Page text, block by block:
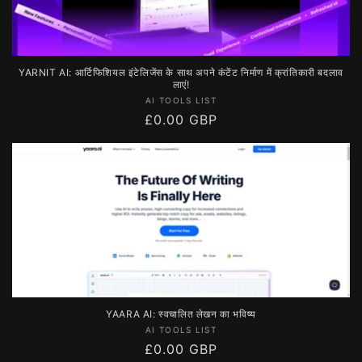
YARNIT AI: आर्टिफिशियल इंटेलिजेंस के साथ अपने कंटेंट निर्माण में क्रांतिकारी बदलाव
लाएं!
विक्रेता:
AI TOOLS LIST
नियमित
रूप
मूल्य
£0.00 GBP
YAARA AI: स्वचालित लेखन का भविष्य
विक्रेता:
AI TOOLS LIST
नियमित
£0.00 GBP